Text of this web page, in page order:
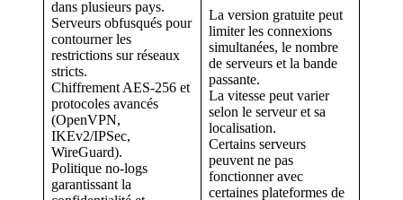
dans plusieurs pays.
Serveurs obfusqués pour
contourner les
restrictions sur réseaux
stricts.
Chiffrement AES-256 et
protocoles avancés
(OpenVPN,
IKEv2/IPSec,
WireGuard).
Politique no-logs
garantissant la
La version gratuite peut
limiter les connexions
simultanées, le nombre
de serveurs et la bande
passante.
La vitesse peut varier
selon le serveur et sa
localisation.
Certains serveurs
peuvent ne pas
fonctionner avec
certaines plateformes de